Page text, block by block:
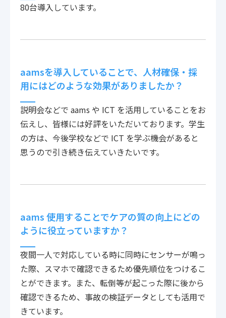
80台導入しています。
aamsを導入していることで、人材確保・採
用にはどのような効果がありましたか？
説明会などで aams や ICT を活用していることをお
伝えし、皆様には好評をいただいております。学生
の方は、今後学校などで ICT を学ぶ機会があると
思うので引き続き伝えていきたいです。
aams 使用することでケアの質の向上にどの
ように役立っていますか？
夜間一人で対応している時に同時にセンサーが鳴っ
た際、スマホで確認できるため優先順位をつけるこ
とができます。また、転倒等が起こった際に後から
確認できるため、事故の検証データとしても活用で
きています。